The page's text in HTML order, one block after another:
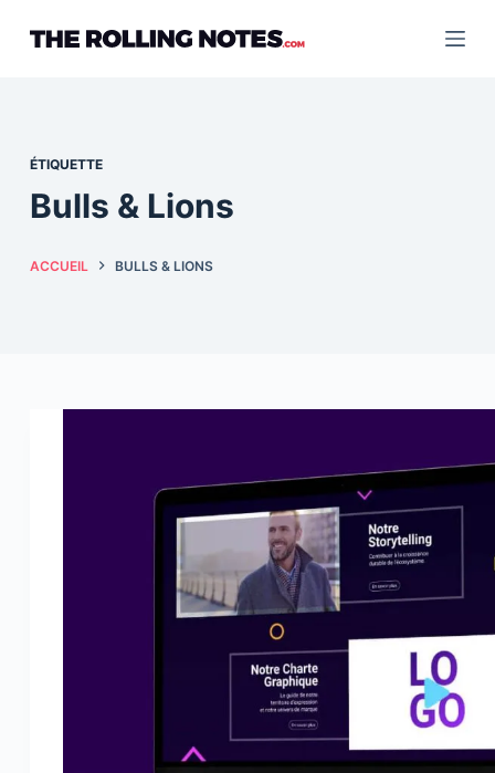
ÉTIQUETTE
Bulls & Lions
ACCUEIL BULLS & LIONS